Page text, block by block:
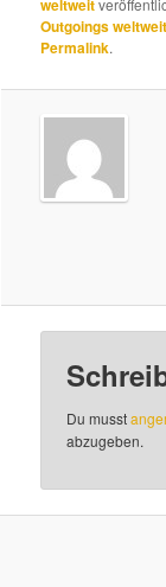
Outgoings weltweit
Permalink.
Du musst
abzugeben.